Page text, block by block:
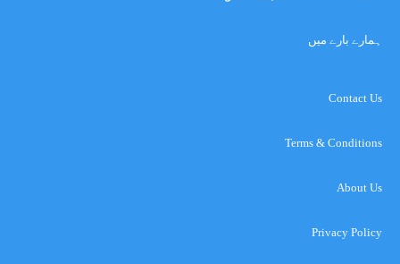
ہمارے بارے میں
Contact Us
Terms & Conditions
About Us
Privacy Policy